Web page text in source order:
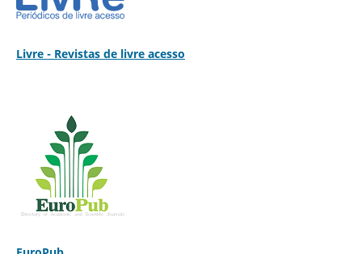
Livre - Revistas de livre acesso